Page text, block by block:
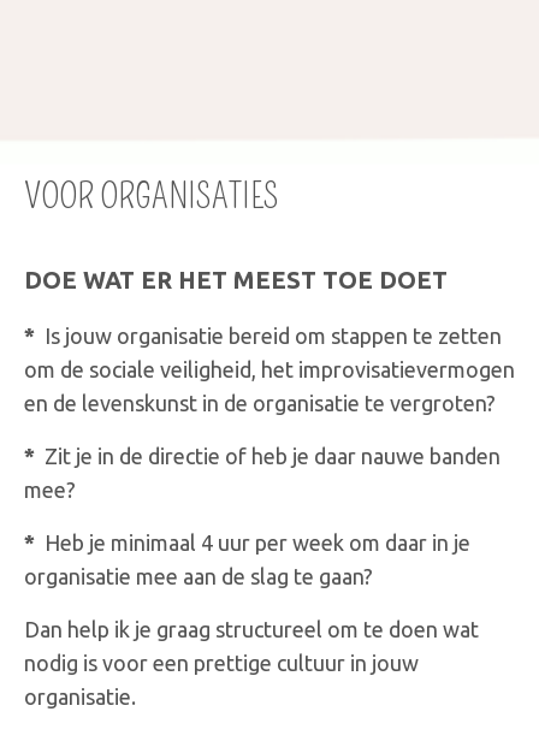
VOOR ORGANISATIES
DOE WAT ER HET MEEST TOE DOET
* Is jouw organisatie bereid om stappen te zetten
om de sociale veiligheid, het improvisatievermogen
en de levenskunst in de organisatie te vergroten?
* Zit je in de directie of heb je daar nauwe banden
mee?
* Heb je minimaal 4 uur per week om daar in je
organisatie mee aan de slag te gaan?
Dan help ik je graag structureel om te doen wat
nodig is voor een prettige cultuur in jouw
organisatie.